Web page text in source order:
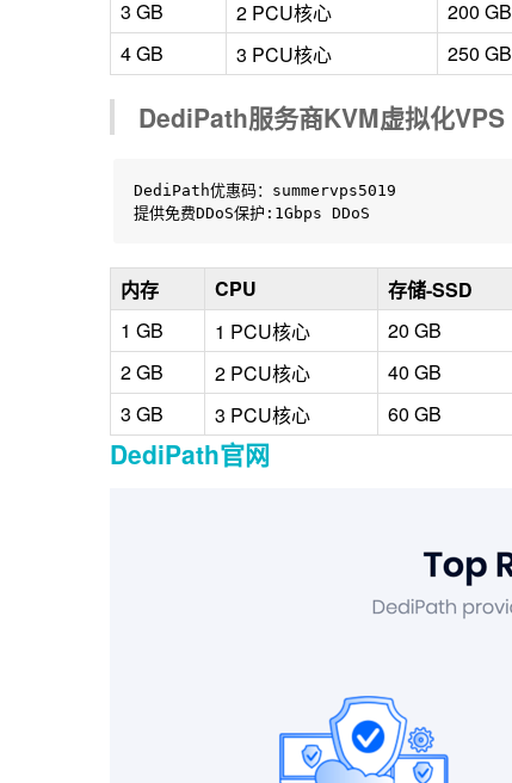
3 GB
2 PCU核心 200 GB
4 GB
3 PCU核心 250 GB
DediPath服务商KVM虚拟化VPS
DediPath优惠码：summervps5019
提供免费DDoS保护:1Gbps DDoS
内存 CPU 存储-SSD
1 GB
1 PCU核心 20 GB
2 GB
2 PCU核心 40 GB
3 GB
3 PCU核心 60 GB
DediPath官网